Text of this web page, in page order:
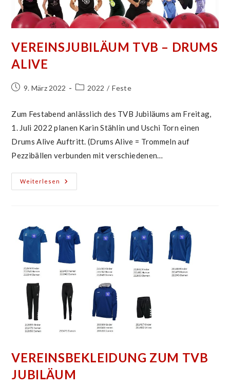
VEREINSJUBILÄUM TVB – DRUMS
ALIVE
Beitrag9. März 2022
Beitrags-
2022 / Feste
Zum Festabend anlässlich des TVB Jubiläums am Freitag,
1. Juli 2022 planen Karin Stählin und Uschi Torn einen
Drums Alive Auftritt. (Drums Alive = Trommeln auf
Pezzibällen verbunden mit verschiedenen…
Weiterlesen
Vereinsjubiläum
TVB
VEREINSBEKLEIDUNG ZUM TVB
JUBILÄUM